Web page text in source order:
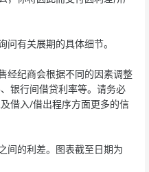
有关展期的具体细节。
纪商会根据不同的因素调整
银行间借贷利率等。请务必
借入/借出程序方面更多的信
的利差。图表截至日期为